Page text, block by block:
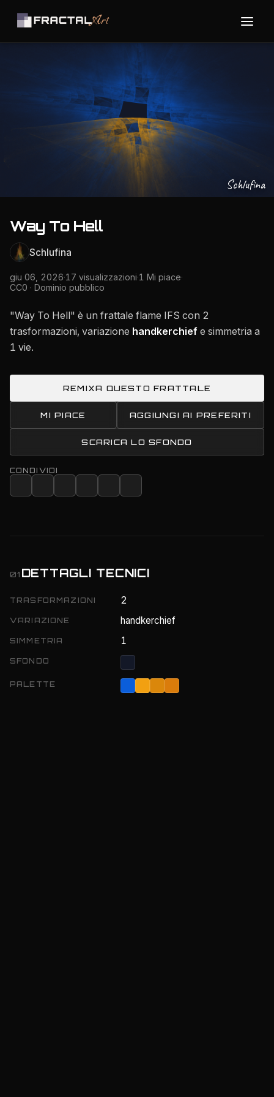
Schlufina
Way To Hell
Schlufina
giu 06, 2026·17 visualizzazioni·1 Mi piace·
CC0 · Dominio pubblico
"Way To Hell" è un frattale flame IFS con 2
trasformazioni, variazione handkerchief e simmetria a
1 vie.
REMIXA QUESTO FRATTALE
MI PIACE AGGIUNGI AI PREFERITI
SCARICA LO SFONDO
CONDIVIDI
01 DETTAGLI TECNICI
TRASFORMAZIONI 2
VARIAZIONE handkerchief
SIMMETRIA 1
SFONDO
PALETTE